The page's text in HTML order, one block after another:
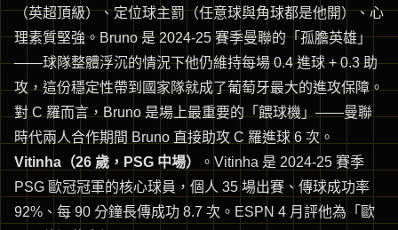
（英超頂級）、定位球主罰（任意球與角球都是他開）、心
理素質堅強。Bruno 是 2024-25 賽季曼聯的「孤膽英雄」
——球隊整體浮沉的情況下他仍維持每場 0.4 進球 + 0.3 助
攻，這份穩定性帶到國家隊就成了葡萄牙最大的進攻保障。
對 C 羅而言，Bruno 是場上最重要的「餵球機」——曼聯
時代兩人合作期間 Bruno 直接助攻 C 羅進球 6 次。
Vitinha（26 歲，PSG 中場）
。Vitinha 是 2024-25 賽季
PSG 歐冠冠軍的核心球員，個人 35 場出賽、傳球成功率
92%、每 90 分鐘長傳成功 8.7 次。ESPN 4 月評他為「歐